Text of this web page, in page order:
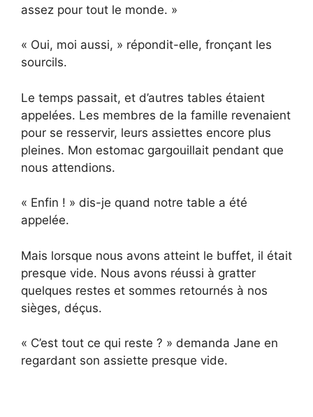
assez pour tout le monde. »
« Oui, moi aussi, » répondit-elle, fronçant les
sourcils.
Le temps passait, et d’autres tables étaient
appelées. Les membres de la famille revenaient
pour se resservir, leurs assiettes encore plus
pleines. Mon estomac gargouillait pendant que
nous attendions.
« Enfin ! » dis-je quand notre table a été
appelée.
Mais lorsque nous avons atteint le buffet, il était
presque vide. Nous avons réussi à gratter
quelques restes et sommes retournés à nos
sièges, déçus.
« C’est tout ce qui reste ? » demanda Jane en
regardant son assiette presque vide.